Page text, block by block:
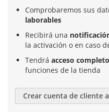
Comprobaremos sus
laborables
Recibirá una
la activación o en caso
Tendrá acceso completo
funciones de la tienda
Crear cuenta de cliente